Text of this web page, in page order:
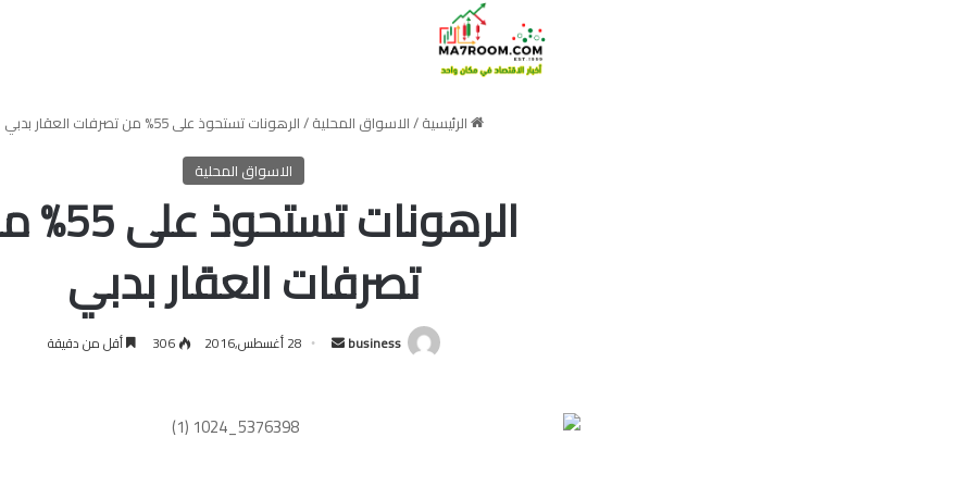
الرئيسية/الاسواق المحلية/الرهونات تستحوذ على 55% من تصرفات العقار بدبي
الاسواق المحلية
الرهونات
تصرفات العقار بدبي
business
أرسل 28 أغسطس,2016 306 أقل من دقيقة